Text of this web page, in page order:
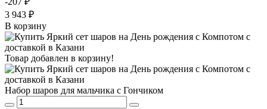
3 943 ₽
В корзину
Товар добавлен в корзину!
Набор шаров для мальчика с Гончиком